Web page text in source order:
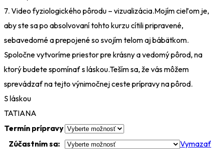
7. Video fyziologického pôrodu – vizualizácia.Mojím cieľom je,
aby ste sa po absolvovaní tohto kurzu cítili pripravené,
sebavedomé a prepojené so svojím telom aj bábätkom.
Spoločne vytvoríme priestor pre krásny a vedomý pôrod, na
ktorý budete spomínať s láskou.Teším sa, že vás môžem
sprevádzať na tejto výnimočnej ceste prípravy na pôrod.
S láskou
TATIANA
Termín prípravy
Zúčastním sa:
Vymazať